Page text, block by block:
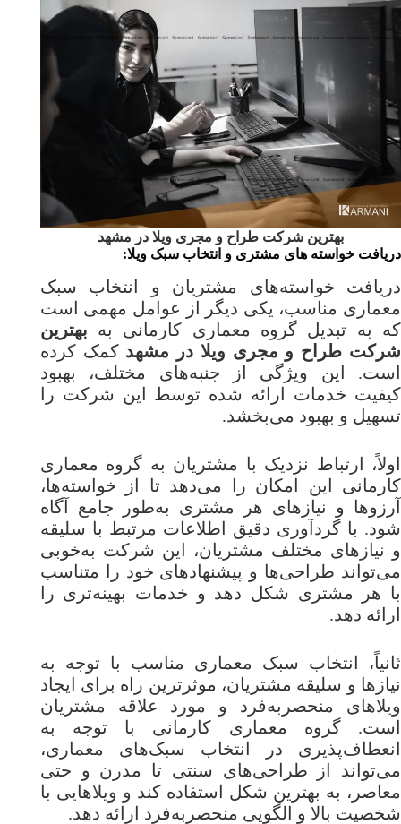
بهترین شرکت طراح و مجری ویلا در مشهد
دریافت خواسته های مشتری و انتخاب سبک ویلا:
دریافت خواسته‌های مشتریان و انتخاب سبک
معماری مناسب، یکی دیگر از عوامل مهمی است
که به تبدیل گروه معماری کارمانی به بهترین
شرکت طراح و مجری ویلا در مشهد کمک کرده
است. این ویژگی از جنبه‌های مختلف، بهبود
کیفیت خدمات ارائه شده توسط این شرکت را
تسهیل و بهبود می‌بخشد.
اولاً، ارتباط نزدیک با مشتریان به گروه معماری
کارمانی این امکان را می‌دهد تا از خواسته‌ها،
آرزوها و نیازهای هر مشتری به‌طور جامع آگاه
شود. با گردآوری دقیق اطلاعات مرتبط با سلیقه
و نیازهای مختلف مشتریان، این شرکت به‌خوبی
می‌تواند طراحی‌ها و پیشنهادهای خود را متناسب
با هر مشتری شکل دهد و خدمات بهینه‌تری را
ارائه دهد.
ثانیاً، انتخاب سبک معماری مناسب با توجه به
نیازها و سلیقه مشتریان، موثرترین راه برای ایجاد
ویلاهای منحصربه‌فرد و مورد علاقه مشتریان
است. گروه معماری کارمانی با توجه به
انعطاف‌پذیری در انتخاب سبک‌های معماری،
می‌تواند از طراحی‌های سنتی تا مدرن و حتی
معاصر، به بهترین شکل استفاده کند و ویلاهایی با
شخصیت بالا و الگویی منحصربه‌فرد ارائه دهد.